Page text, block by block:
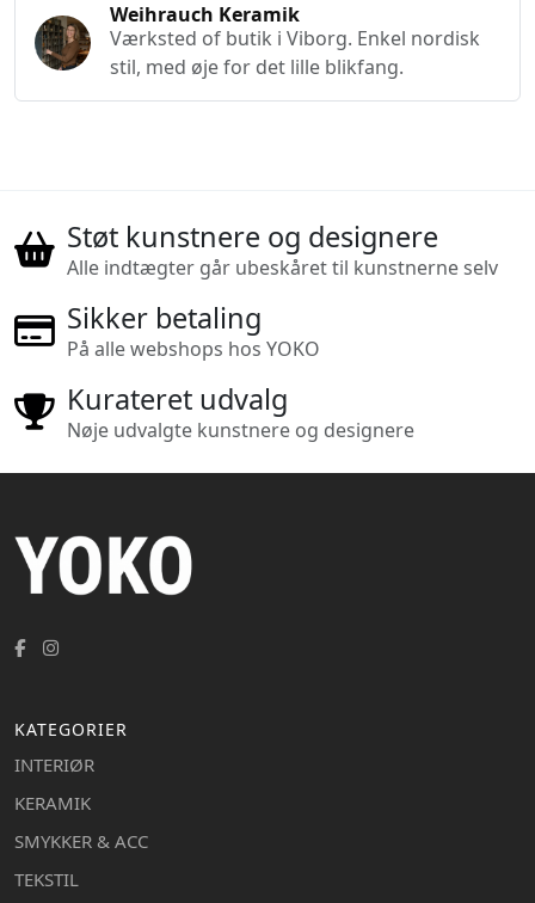
Weihrauch Keramik
Værksted of butik i Viborg. Enkel nordisk
stil, med øje for det lille blikfang.
Støt kunstnere og designere
Alle indtægter går ubeskåret til kunstnerne selv
Sikker betaling
På alle webshops hos YOKO
Kurateret udvalg
Nøje udvalgte kunstnere og designere
KATEGORIER
INTERIØR
KERAMIK
SMYKKER & ACC
TEKSTIL